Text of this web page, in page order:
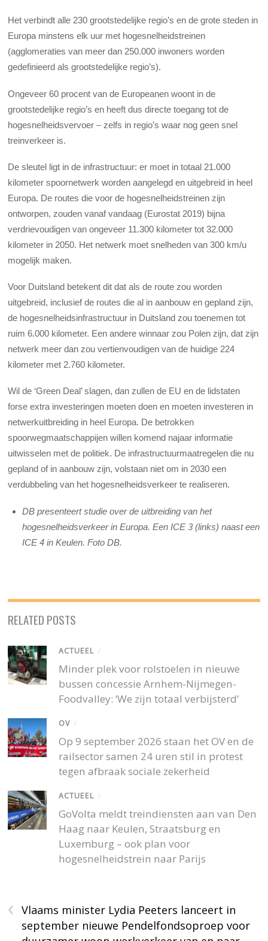
Het verbindt alle 230 grootstedelijke regio’s en de grote steden in
Europa minstens elk uur met hogesnelheidstreinen
(agglomeraties van meer dan 250.000 inwoners worden
gedefinieerd als grootstedelijke regio’s).
Ongeveer 60 procent van de Europeanen woont in de
grootstedelijke regio’s en heeft dus directe toegang tot de
hogesnelheidsvervoer – zelfs in regio’s waar nog geen snel
treinverkeer is.
De sleutel ligt in de infrastructuur: er moet in totaal 21.000
kilometer spoornetwerk worden aangelegd en uitgebreid in heel
Europa. De routes die voor de hogesnelheidstreinen zijn
ontworpen, zouden vanaf vandaag (Eurostat 2019) bijna
verdrievoudigen van ongeveer 11.300 kilometer tot 32.000
kilometer in 2050. Het netwerk moet snelheden van 300 km/u
mogelijk maken.
Voor Duitsland betekent dit dat als de route zou worden
uitgebreid, inclusief de routes die al in aanbouw en gepland zijn,
de hogesnelheidsinfrastructuur in Duitsland zou toenemen tot
ruim 6.000 kilometer. Een andere winnaar zou Polen zijn, dat zijn
netwerk meer dan zou vertienvoudigen van de huidige 224
kilometer met 2.760 kilometer.
Wil de ‘Green Deal’ slagen, dan zullen de EU en de lidstaten
forse extra investeringen moeten doen en moeten investeren in
netwerkuitbreiding in heel Europa. De betrokken
spoorwegmaatschappijen willen komend najaar informatie
uitwisselen met de politiek. De infrastructuurmaatregelen die nu
gepland of in aanbouw zijn, volstaan ​​niet om in 2030 een
verdubbeling van het hogesnelheidsverkeer te realiseren.
DB presenteert studie over de uitbreiding van het
hogesnelheidsverkeer in Europa. Een ICE 3 (links) naast een
ICE 4 in Keulen. Foto DB.
RELATED POSTS
ACTUEEL /
Minder plek voor rolstoelen in nieuwe
bussen concessie Arnhem-Nijmegen-
Foodvalley: ‘We zijn totaal verbijsterd’
OV /
Op 9 september 2026 staan het OV en de
railsector samen 24 uren stil in protest
tegen afbraak sociale zekerheid
ACTUEEL /
GoVolta meldt treindiensten aan van Den
Haag naar Keulen, Straatsburg en
Luxemburg – ook plan voor
hogesnelheidstrein naar Parijs
‹
Vlaams minister Lydia Peeters lanceert in
september nieuwe Pendelfondsoproep voor